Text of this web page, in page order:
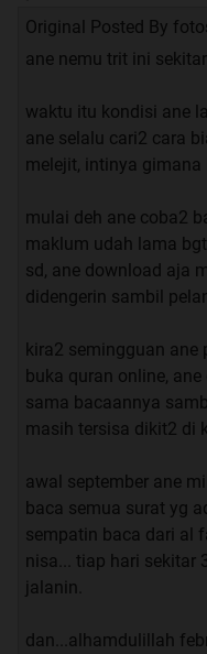
dan dapat membantu
dan istiqomah. Jika
Sekali lagi ini hanya
membantu
Terima kasih,
Mirad
UPDATE 2012-02-
mengamalkan
http://
http://
Quote:
setelah membaca
KITA MEMPUNYAI
Original Posted By
ane nemu trit ini
waktu itu kondisi ane
ane selalu cari2 cara
melejit, intinya gimana
mulai deh ane coba2
maklum udah lama
sd, ane download aja
didengerin sambil
kira2 semingguan ane
buka quran online,
sama bacaannya
masih tersisa dikit2 di
awal september ane
baca semua surat yg
sempatin baca dari al
nisa... tiap hari sekitar
jalanin.
dan...alhamdulillah